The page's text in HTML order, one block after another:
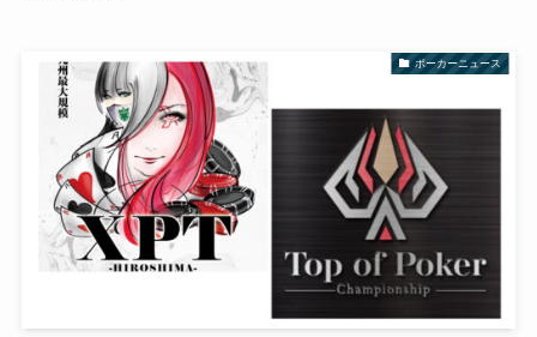
ポーカーニュース